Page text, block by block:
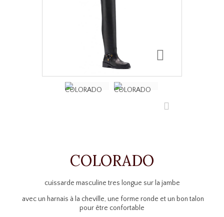
COLORADO
cuissarde masculine tres longue sur la jambe
avec un harnais à la cheville, une forme ronde et un bon talon
pour être confortable